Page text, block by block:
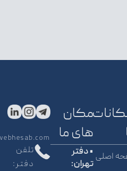
اصلی
مکان
های ما
• دفتر
تهران:
تلفن
دفتر: